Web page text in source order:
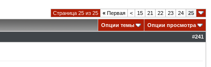
Страница 25 из 25 « Первая < 15 21 22 23 24 25
Опции темы
Опции просмотра
#241